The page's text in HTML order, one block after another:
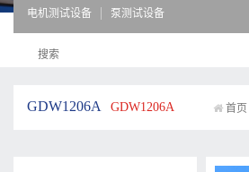
电机测试设备 泵测试设备
GDW1206A GDW1206A 首页